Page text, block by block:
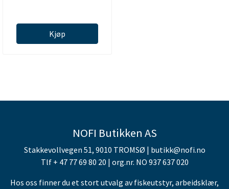
Kjøp
NOFI Butikken AS
Stakkevollvegen 51, 9010 TROMSØ | butikk@nofi.no
Tlf + 47 77 69 80 20 | org.nr. NO 937 637 020
Hos oss finner du et stort utvalg av fiskeutstyr, arbeidsklær,